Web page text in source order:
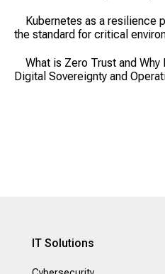
Kubernetes as a resilience
the standard for critical
What is Zero Trust and
Digital Sovereignty and
IT Solutions